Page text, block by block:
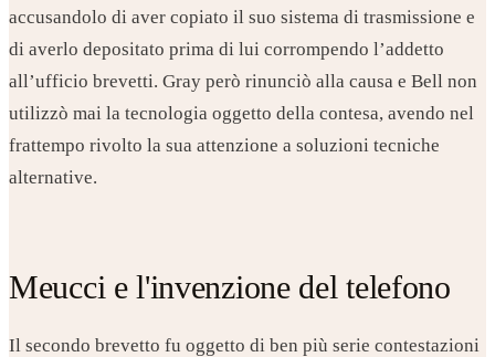
accusandolo di aver copiato il suo sistema di trasmissione e
di averlo depositato prima di lui corrompendo l’addetto
all’ufficio brevetti. Gray però rinunciò alla causa e Bell non
utilizzò mai la tecnologia oggetto della contesa, avendo nel
frattempo rivolto la sua attenzione a soluzioni tecniche
alternative.
Meucci e l'invenzione del telefono
Il secondo brevetto fu oggetto di ben più serie contestazioni